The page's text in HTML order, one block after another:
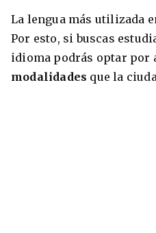
La lengua más utilizada
Por esto, si buscas
idioma podrás optar por
modalidades que la